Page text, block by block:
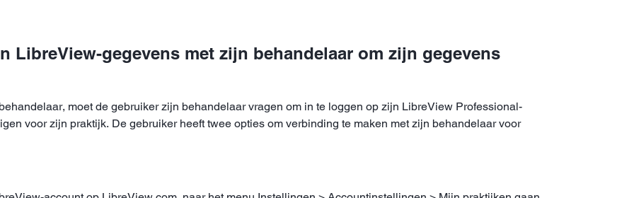
LibreView-gegevens met zijn behandelaar om zijn gegevens
moet de gebruiker zijn behandelaar vragen om in te loggen op zijn LibreView Professional-
voor zijn praktijk. De gebruiker heeft twee opties om verbinding te maken met zijn behandelaar voor